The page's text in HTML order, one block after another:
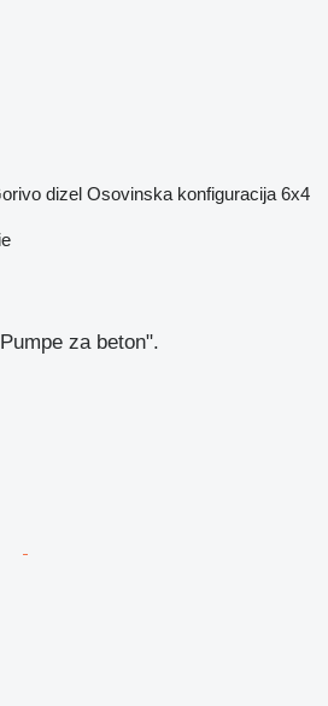
dizel Osovinska konfiguracija 6x4
za beton".